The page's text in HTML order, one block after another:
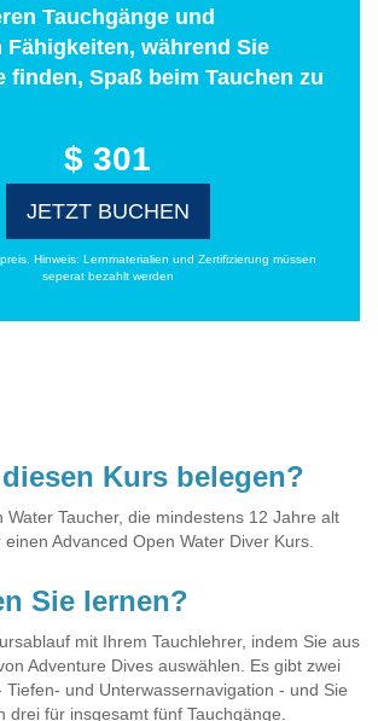
Tauchgänge und
Fähigkeiten, während Sie
finden, Spaß beim Tauchen zu
$ 301
JETZT BUCHEN
Hinweis: Lernmaterialien und Zertifizierung müssen
seperat bezahlt werden
Kurs belegen?
Water Taucher, die mindestens 12 Jahre alt
Advanced Open Water Diver Kurs.
Sie lernen?
mit Ihrem Tauchlehrer, indem Sie aus
Adventure Dives auswählen. Es gibt zwei
Tiefen- und Unterwassernavigation - und Sie
drei für insgesamt fünf Tauchgänge.